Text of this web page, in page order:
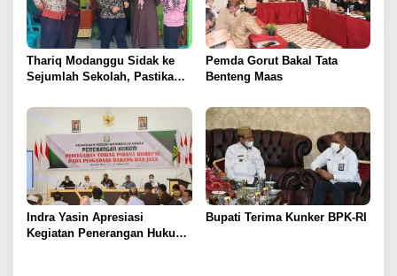
Thariq Modanggu Sidak ke
Sejumlah Sekolah, Pastikan
Lancar
Pemda Gorut Bakal Tata
Benteng Maas
Indra Yasin Apresiasi
Kegiatan Penerangan Hukum
Bupati Terima Kunker BPK-RI